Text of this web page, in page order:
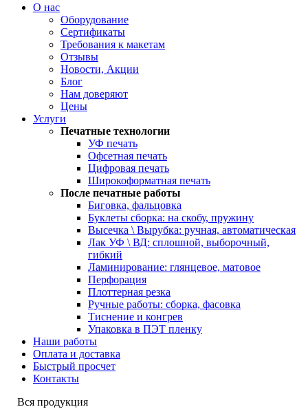
О нас
Оборудование
Сертификаты
Требования к макетам
Отзывы
Новости, Акции
Блог
Нам доверяют
Цены
Услуги
Печатные технологии
УФ печать
Офсетная печать
Цифровая печать
Широкоформатная печать
После печатные работы
Биговка, фальцовка
Буклеты сборка: на скобу, пружину
Высечка \ Вырубка: ручная, автоматическая
Лак УФ \ ВД: сплошной, выборочный,
гибкий
Ламинирование: глянцевое, матовое
Перфорация
Плоттерная резка
Ручные работы: сборка, фасовка
Тиснение и конгрев
Упаковка в ПЭТ пленку
Наши работы
Оплата и доставка
Быстрый просчет
Контакты
Вся продукция